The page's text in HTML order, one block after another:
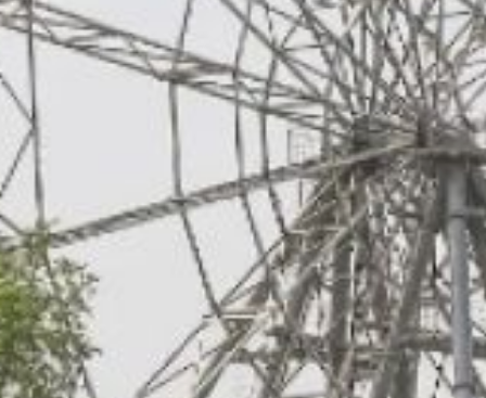
негативных воздействий,
а 8 — экстремальный
магнитный шторм.
16 мая в Хабаровском крае
в течение дня
прогнозируются колебания
магнитных возмущений. В
первой половине дня
прогнозируются умеренные
магнитные возмущения,
оцениваемые в 5 баллов.
Возможны перепады
настроения, общая
усталость, головные боли.
Однако во второй половине
дня уровень магнитной
активности уменьшится
до 4 баллов. Это
соответствует малой